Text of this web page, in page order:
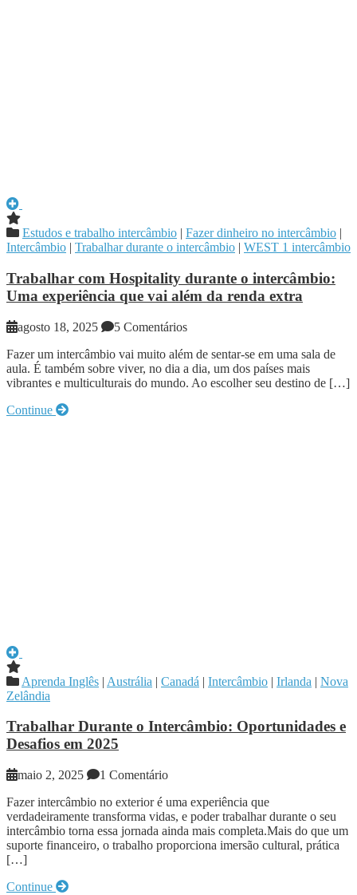
Estudos e trabalho intercâmbio | Fazer dinheiro no intercâmbio |
Intercâmbio | Trabalhar durante o intercâmbio | WEST 1 intercâmbio
Trabalhar com Hospitality durante o intercâmbio:
Uma experiência que vai além da renda extra
agosto 18, 2025
5 Comentários
Fazer um intercâmbio vai muito além de sentar-se em uma sala de
aula. É também sobre viver, no dia a dia, um dos países mais
vibrantes e multiculturais do mundo. Ao escolher seu destino de […]
Continue
Aprenda Inglês | Austrália | Canadá | Intercâmbio | Irlanda | Nova
Zelândia
Trabalhar Durante o Intercâmbio: Oportunidades e
Desafios em 2025
maio 2, 2025
1 Comentário
Fazer intercâmbio no exterior é uma experiência que
verdadeiramente transforma vidas, e poder trabalhar durante o seu
intercâmbio torna essa jornada ainda mais completa.Mais do que um
suporte financeiro, o trabalho proporciona imersão cultural, prática
[…]
Continue